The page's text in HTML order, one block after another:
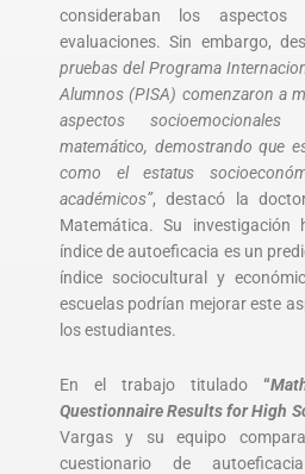
consideraban los aspectos
evaluaciones. Sin embargo,
pruebas del Programa
Alumnos (PISA) comenzaron a
aspectos
matemático, demostrando que
como el estatus
académicos”, destacó la
Matemática. Su investigación
índice de autoeficacia es un
índice sociocultural y
escuelas podrían mejorar este
los estudiantes.
En el trabajo titulado “
Questionnaire Results for High
Vargas y su equipo
cuestionario de